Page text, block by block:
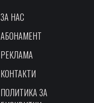
ЗА НАС
АБОНАМЕНТ
РЕКЛАМА
КОНТАКТИ
ПОЛИТИКА ЗА